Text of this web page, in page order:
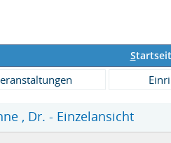
S
, Dr. - Einzelansicht